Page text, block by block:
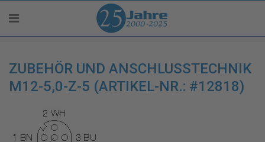
ZUBEHÖR UND ANSCHLUSSTECHNIK
M12-5,0-Z-5 (ARTIKEL-NR.: #12818)